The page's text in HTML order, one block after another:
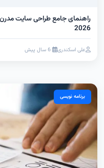
2026
علی اسکندری 6 سال پیش
برنامه نویسی